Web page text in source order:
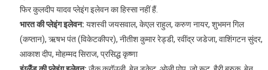
फिर कुलदीप यादव प्लेइंग इलेवन का हिस्सा नहीं हैं.
भारत की प्लेइंग इलेवन: यशस्वी जयसवाल, केएल राहुल, करुण नायर, शुभमन गिल
(कप्तान), ऋषभ पंत (विकेटकीपर), नीतीश कुमार रेड्डी, रवींद्र जडेजा, वाशिंगटन सुंदर,
आकाश दीप, मोहम्मद सिराज, प्रसिद्ध कृष्णा